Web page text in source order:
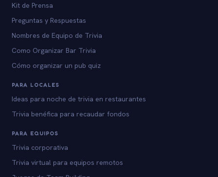
Kit de Prensa
Preguntas y Respuestas
Nombres de Equipo de Trivia
Como Organizar Bar Trivia
Cómo organizar un pub quiz
PARA LOCALES
Ideas para noche de trivia en restaurantes
Trivia benéfica para recaudar fondos
PARA EQUIPOS
Trivia corporativa
Trivia virtual para equipos remotos